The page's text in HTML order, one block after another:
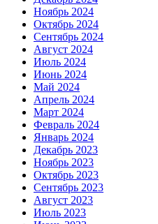
Ноябрь 2024
Октябрь 2024
Сентябрь 2024
Август 2024
Июль 2024
Июнь 2024
Май 2024
Апрель 2024
Март 2024
Февраль 2024
Январь 2024
Декабрь 2023
Ноябрь 2023
Октябрь 2023
Сентябрь 2023
Август 2023
Июль 2023